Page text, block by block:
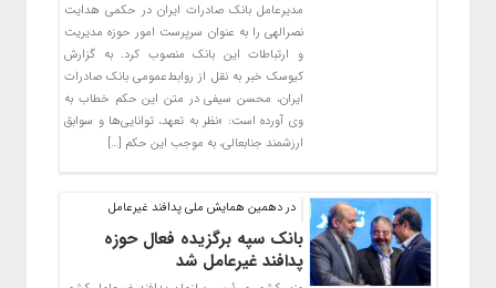
مدیرعامل بانک صادرات ایران در حکمی هدایت
نصرالهی را به عنوان سرپرست امور حوزه مدیریت
و ارتباطات این بانک منصوب کرد. به گزارش
کیوسک خبر به نقل از روابط‌عمومی بانک صادرات
ایران، محسن سیفی در متن این حکم خطاب به
وی آورده است: «نظر به تعهد، توانایی‌ها و سوابق
ارزشمند جنابعالی، به موجب این حکم […]
در دهمین همایش ملی پدافند غیرعامل
بانک سپه برگزیده فعال حوزه
پدافند غیرعامل شد